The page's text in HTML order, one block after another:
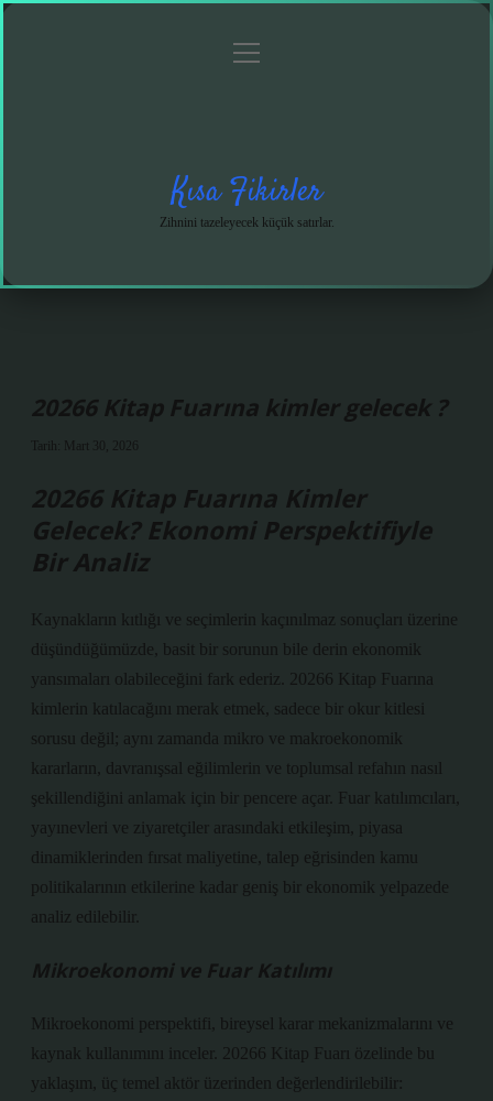
menüyü
Kısa Fikirler
Zihnini tazeleyecek küçük satırlar.
20266 Kitap Fuarına kimler gelecek ?
Tarih: Mart 30, 2026
20266 Kitap Fuarına Kimler
Gelecek? Ekonomi Perspektifiyle
Bir Analiz
Kaynakların kıtlığı ve seçimlerin kaçınılmaz sonuçları üzerine
düşündüğümüzde, basit bir sorunun bile derin ekonomik
yansımaları olabileceğini fark ederiz. 20266 Kitap Fuarına
kimlerin katılacağını merak etmek, sadece bir okur kitlesi
sorusu değil; aynı zamanda mikro ve makroekonomik
kararların, davranışsal eğilimlerin ve toplumsal refahın nasıl
şekillendiğini anlamak için bir pencere açar. Fuar katılımcıları,
yayınevleri ve ziyaretçiler arasındaki etkileşim, piyasa
dinamiklerinden fırsat maliyetine, talep eğrisinden kamu
politikalarının etkilerine kadar geniş bir ekonomik yelpazede
analiz edilebilir.
Mikroekonomi ve Fuar Katılımı
Mikroekonomi perspektifi, bireysel karar mekanizmalarını ve
kaynak kullanımını inceler. 20266 Kitap Fuarı özelinde bu
yaklaşım, üç temel aktör üzerinden değerlendirilebilir: